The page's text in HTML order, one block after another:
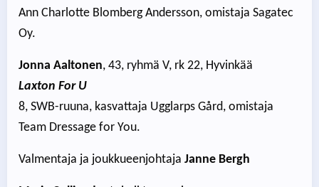
Ann Charlotte Blomberg Andersson, omistaja Sagatec
Oy.
Jonna Aaltonen, 43, ryhmä V, rk 22, Hyvinkää
Laxton For U
8, SWB-ruuna, kasvattaja Ugglarps Gård, omistaja
Team Dressage for You.
Valmentaja ja joukkueenjohtaja Janne Bergh